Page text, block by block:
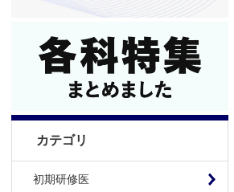
カテゴリ
初期研修医